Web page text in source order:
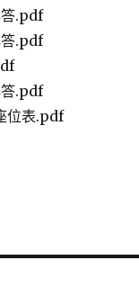
.pdf
.pdf
.pdf
位表.pdf